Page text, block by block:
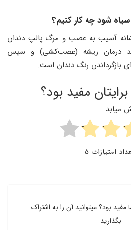
آسیب به عصب و مرگ پالپ دندان
درمان ریشه (عصب‌کشی) و سپس
بازگرداندن رنگ دندان است.
مفید بود؟
میابد
5
بود؟ میتوانید آن را به اشتراک
بگذارید